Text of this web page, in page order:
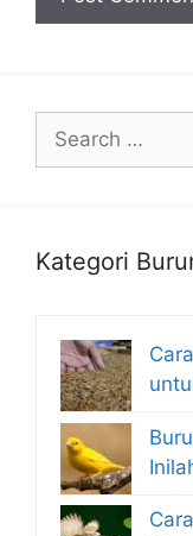
Search
for:
Kategori